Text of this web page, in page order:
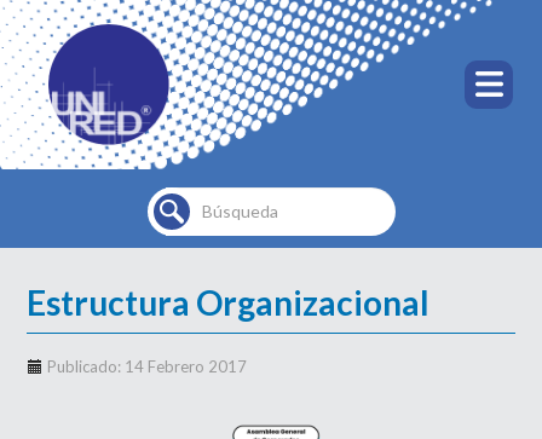
Buscar...
Estructura Organizacional
Publicado: 14 Febrero 2017